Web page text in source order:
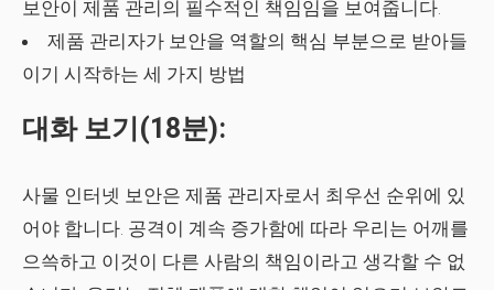
보안이 제품 관리의 필수적인 책임임을 보여줍니다.
제품 관리자가 보안을 역할의 핵심 부분으로 받아들
이기 시작하는 세 가지 방법
대화 보기(18분):
사물 인터넷 보안은 제품 관리자로서 최우선 순위에 있
어야 합니다. 공격이 계속 증가함에 따라 우리는 어깨를
으쓱하고 이것이 다른 사람의 책임이라고 생각할 수 없